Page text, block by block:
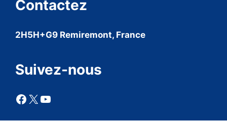
Contactez
2H5H+G9 Remiremont, France
Suivez-nous
Facebook
X YouTube